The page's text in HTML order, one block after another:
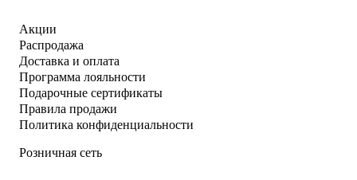
Акции
Распродажа
Доставка и оплата
Программа лояльности
Подарочные сертификаты
Правила продажи
Политика конфиденциальности
Розничная сеть